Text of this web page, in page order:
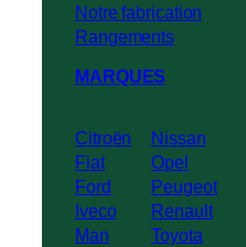
Notre fabrication
Rangements
MARQUES
Citroën
Fiat
Ford
Iveco
Man
Nissan
Opel
Peugeot
Renault
Toyota